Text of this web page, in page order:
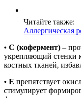
Читайте также:
Аллергическая
• С (кофермент) –
укрепляющий стенки
костных тканей,
• E препятствует
стимулирует